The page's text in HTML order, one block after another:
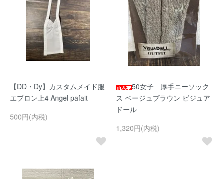
【DD・Dy】カスタムメイド服
エプロン上4 Angel pafait
500円(内税)
50女子 厚手ニーソック
ス ベージュブラウン ビジュア
ドール
1,320円(内税)